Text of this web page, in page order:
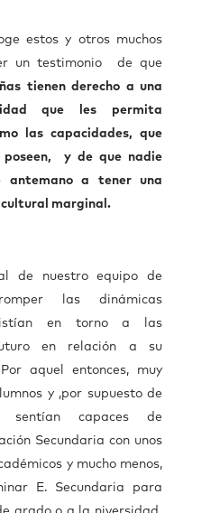
estos y otros muchos
un testimonio de que
tienen derecho a una
que les permita
las capacidades, que
poseen, y de que nadie
antemano a tener una
cultural marginal.
de nuestro equipo de
las dinámicas
en torno a las
en relación a su
aquel entonces, muy
y ,por supuesto de
capaces de
Secundaria con unos
y mucho menos,
E. Secundaria para